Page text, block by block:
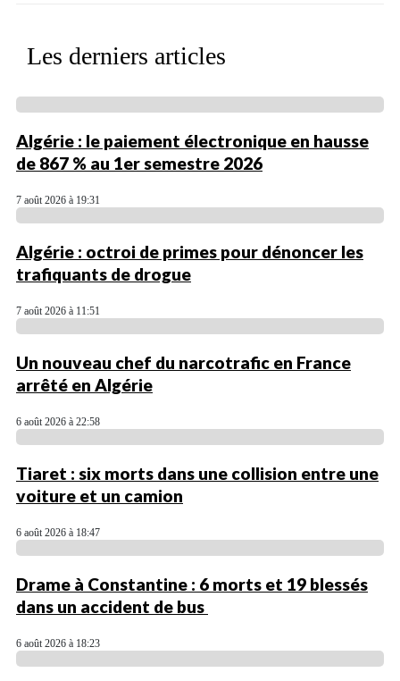
Les derniers articles
Algérie : le paiement électronique en hausse
de 867 % au 1er semestre 2026
7 août 2026 à 19:31
Algérie : octroi de primes pour dénoncer les
trafiquants de drogue
7 août 2026 à 11:51
Un nouveau chef du narcotrafic en France
arrêté en Algérie
6 août 2026 à 22:58
Tiaret : six morts dans une collision entre une
voiture et un camion
6 août 2026 à 18:47
Drame à Constantine : 6 morts et 19 blessés
dans un accident de bus
6 août 2026 à 18:23